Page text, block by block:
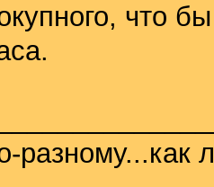
что
разному...как